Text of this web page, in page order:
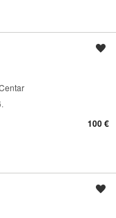
100 €